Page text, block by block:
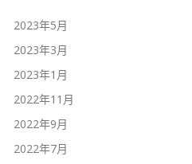
2023年5月
2023年3月
2023年1月
2022年11月
2022年9月
2022年7月